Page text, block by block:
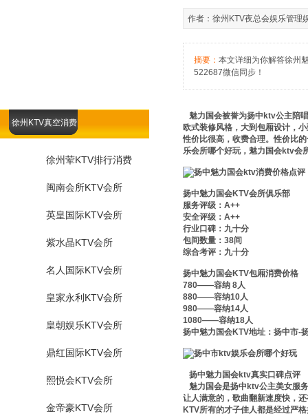
徐州KTV真空消费
徐州荤KTV排行消费
闽南会所KTV会所
英皇国际KTV会所
紫水晶KTV会所
名人国际KTV会所
皇家永利KTV会所
皇朝娱乐KTV会所
鼎红国际KTV会所
熙悦会KTV会所
金帝豪KTV会所
作者：徐州KTV夜总会娱乐管
摘要： 本文详细为你解答徐州
522687微信同步！
魅力国会被誉为扬中ktv公主陪
欧式装修风格，大到包厢设计，
性价比很高，收费合理。性价比
乐会所哪个好玩，魅力国会ktv会
扬中魅力国会KTV会所俱乐部
服务评级：A++
安全评级：A++
行业口碑：九十分
包间数量：38间
综合考评：九十分
扬中魅力国会KTV包厢消费价格
780——容纳 8人
880——容纳10人
980——容纳14人
1080——容纳18人
扬中魅力国会KTV地址：扬中市-
扬中魅力国会ktv真实口碑点评
魅力国会是扬中ktv公主美女服
让人满意的，歌曲翻新速度快，
KTV所有的才子佳人都是经过严